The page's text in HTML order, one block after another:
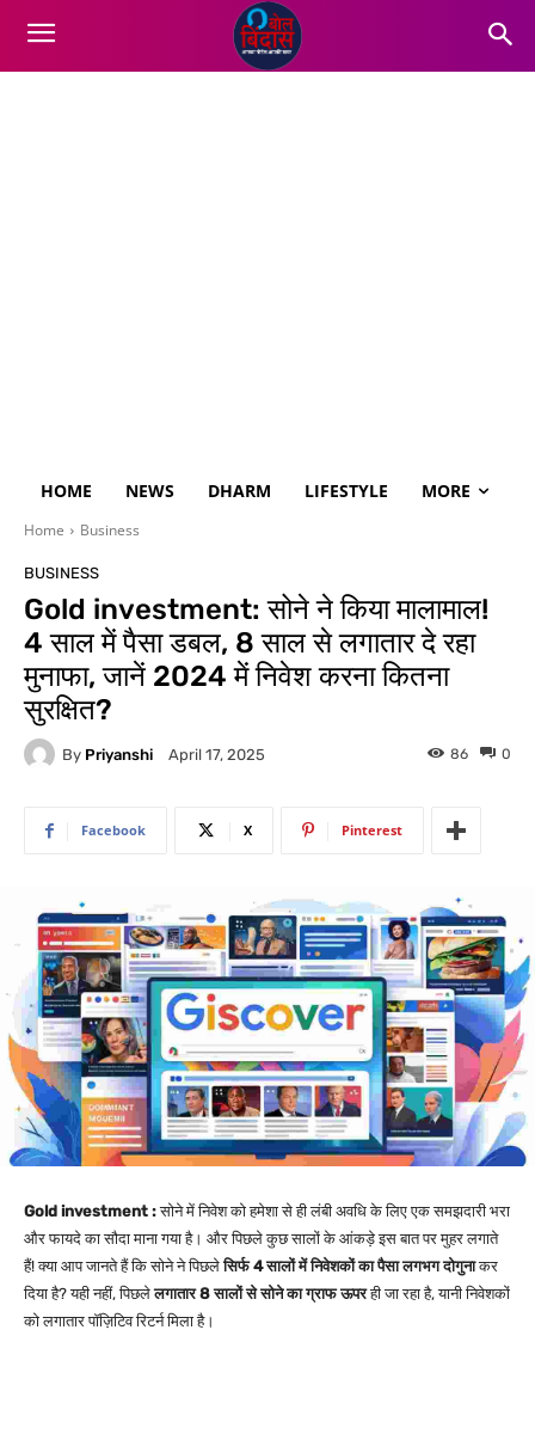
HOME NEWS DHARM LIFESTYLE MORE
Home Business
BUSINESS
Gold investment: सोने ने किया मालामाल!
4 साल में पैसा डबल, 8 साल से लगातार दे रहा
मुनाफा, जानें 2024 में निवेश करना कितना
सुरक्षित?
By Priyanshi April 17, 2025 0
86
Facebook X Pinterest
Gold investment :सोने में निवेश को हमेशा से ही लंबी अवधि के लिए एक समझदारी भरा
और फायदे का सौदा माना गया है। और पिछले कुछ सालों के आंकड़े इस बात पर मुहर लगाते
हैं! क्या आप जानते हैं कि सोने ने पिछलेसिर्फ 4 सालों में निवेशकों का पैसा लगभग दोगुनाकर
दिया है? यही नहीं, पिछलेलगातार 8 सालों से सोने का ग्राफ ऊपरही जा रहा है, यानी निवेशकों
को लगातार पॉज़िटिव रिटर्न मिला है।